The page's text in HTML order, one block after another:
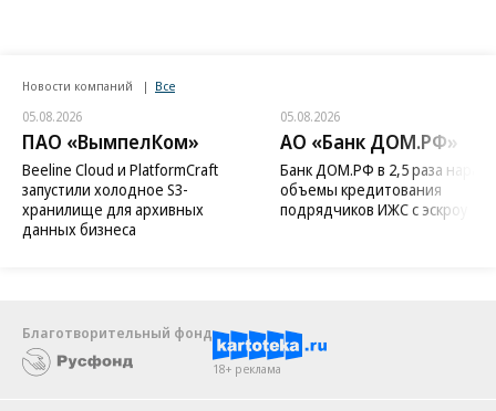
Новости компаний Все
05.08.2026
ПАО «ВымпелКом»
Beeline Cloud и PlatformCraft
запустили холодное S3-
хранилище для архивных
данных бизнеса
05.08.2026
АО «Банк ДОМ.РФ»
Банк ДОМ.РФ в 2,5 раза
объемы кредитования
подрядчиков ИЖС с эскроу
Благотворительный фонд
18+ реклама